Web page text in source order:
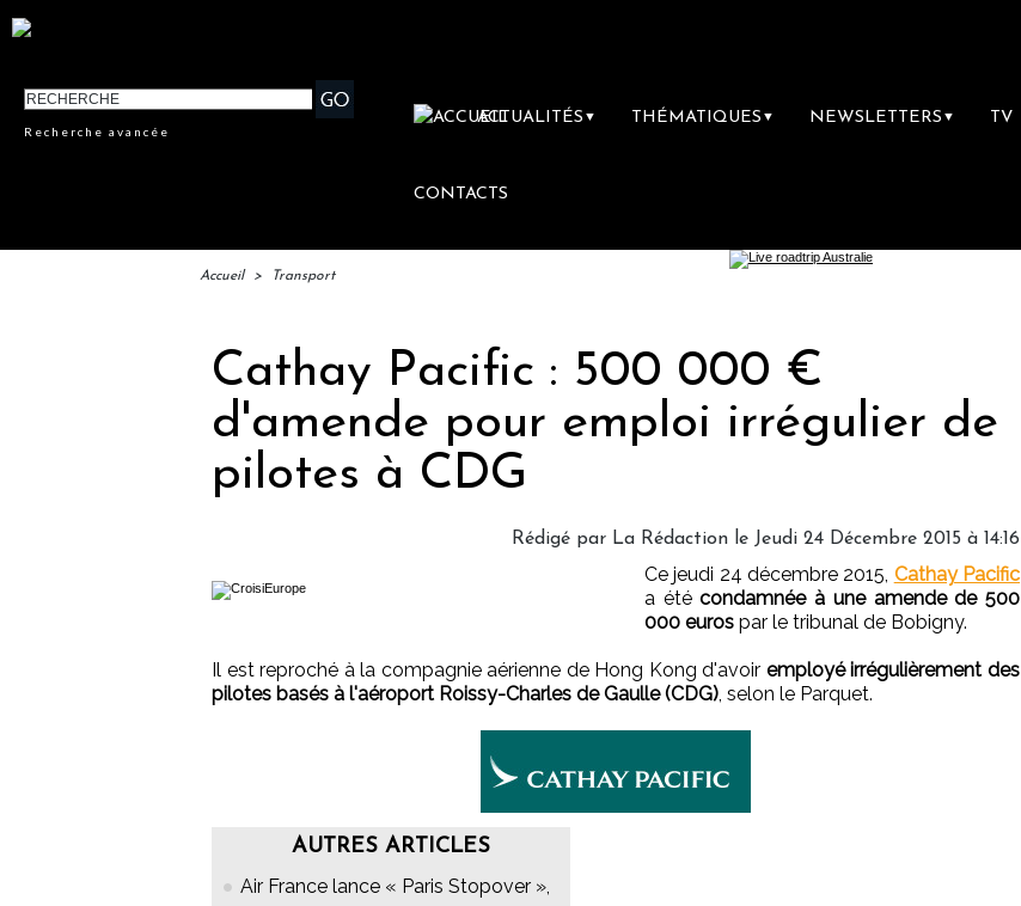
Recherche avancée
ACTUALITÉS ▼ THÉMATIQUES ▼ NEWSLETTERS ▼ TV
CONTACTS
Accueil > Transport
Cathay Pacific : 500 000 €
d'amende pour emploi irrégulier de
pilotes à CDG
Rédigé par La Rédaction le Jeudi 24 Décembre 2015 à 14:16
Ce jeudi 24 décembre 2015, Cathay Pacific
a étécondamnée à une amende de 500
000 euros par le tribunal de Bobigny.
Il est reproché à la compagnie aérienne de Hong Kong d'avoir employé irrégulièrement des
pilotes basés à l'aéroport Roissy-Charles de Gaulle (CDG), selon le Parquet.
AUTRES ARTICLES
Air France lance « Paris Stopover »,